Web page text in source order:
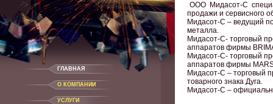
ГЛАВНАЯ
О КОМПАНИИ
УСЛУГИ
ООО Мидасот-С
продажи и сервисного
Мидасот-С – ведущий
металла.
Мидасот-С- торговый
аппаратов фирмы
Мидасот-С- торговый
аппаратов фирмы
Мидасот-С – торговый
товарного знака Дуга.
Мидасот-С –